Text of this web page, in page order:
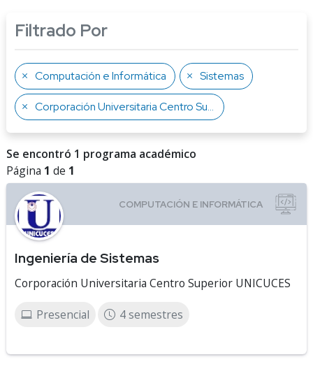
Filtrado Por
Computación e Informática Sistemas
Corporación Universitaria Centro Superior UNICUCES
Se encontró 1 programa académico
Página 1 de 1
Ingeniería de Sistemas
Corporación Universitaria Centro Superior UNICUCES
Presencial 4 semestres